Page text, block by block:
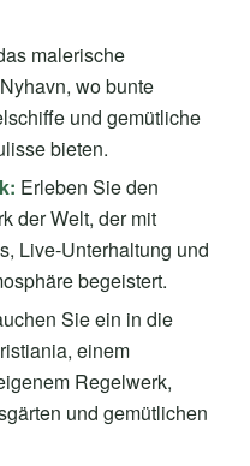
malerische
wo bunte
und gemütliche
bieten.
: Erleben Sie den
der Welt, der mit
Live-Unterhaltung und
begeistert.
Sie ein in die
einem
Regelwerk,
und gemütlichen